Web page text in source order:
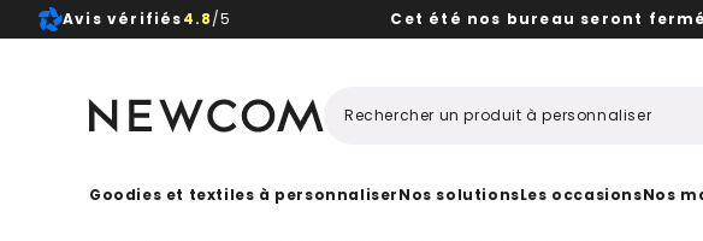
Avis vérifiés4.8/5 Cet été nos bureau seront
Goodies et textiles à personnaliserNos solutionsLes occasionsNos